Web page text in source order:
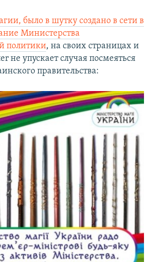
было в шутку создано в сети в
Министерства
политики, на своих страницах и
не упускает случая посмеяться
правительства: